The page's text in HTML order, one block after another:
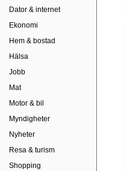
Dator & internet
Ekonomi
Hem & bostad
Hälsa
Jobb
Mat
Motor & bil
Myndigheter
Nyheter
Resa & turism
Shopping